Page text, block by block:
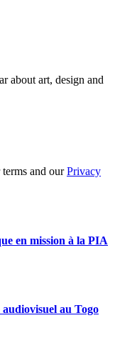
about art, design and
and ourPrivacy
en mission à la PIA
au Togo